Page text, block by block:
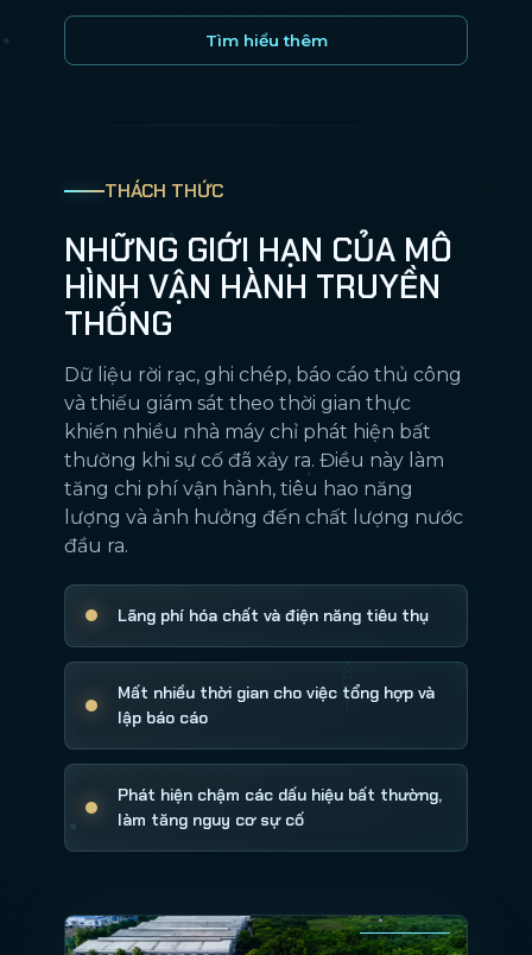
Tìm hiểu thêm
THÁCH THỨC
NHỮNG GIỚI HẠN CỦA MÔ
HÌNH VẬN HÀNH TRUYỀN
THỐNG
Dữ liệu rời rạc, ghi chép, báo cáo thủ công
và thiếu giám sát theo thời gian thực
khiến nhiều nhà máy chỉ phát hiện bất
thường khi sự cố đã xảy ra. Điều này làm
tăng chi phí vận hành, tiêu hao năng
lượng và ảnh hưởng đến chất lượng nước
đầu ra.
Lãng phí hóa chất và điện năng tiêu thụ
Mất nhiều thời gian cho việc tổng hợp và
lập báo cáo
Phát hiện chậm các dấu hiệu bất thường,
làm tăng nguy cơ sự cố